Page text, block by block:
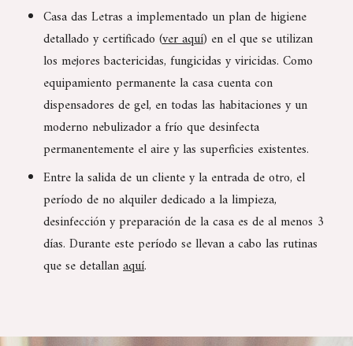
Casa das Letras a implementado un plan de higiene
detallado y certificado (ver aquí) en el que se utilizan
los mejores bactericidas, fungicidas y viricidas. Como
equipamiento permanente la casa cuenta con
dispensadores de gel, en todas las habitaciones y un
moderno nebulizador a frío que desinfecta
permanentemente el aire y las superficies existentes.
Entre la salida de un cliente y la entrada de otro, el
período de no alquiler dedicado a la limpieza,
desinfección y preparación de la casa es de al menos 3
días. Durante este período se llevan a cabo las rutinas
que se detallanaquí.